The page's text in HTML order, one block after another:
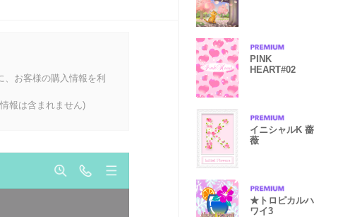
お客様の購入情報を利
報は含まれません)
PINK
HEART#02
イニシャルK 薔
薇
★トロピカルハ
ワイ3